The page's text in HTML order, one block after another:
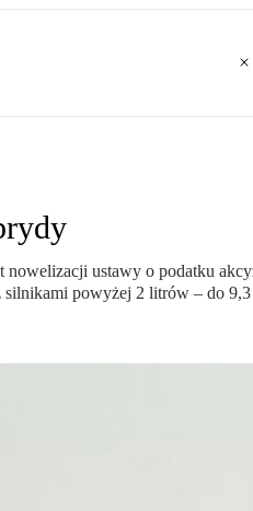
ustawy o podatku
powyżej 2 litrów – do